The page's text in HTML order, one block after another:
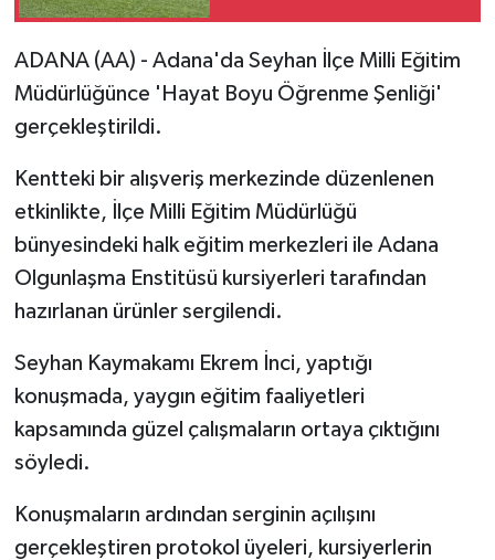
ADANA (AA) - Adana'da Seyhan İlçe Milli Eğitim
Müdürlüğünce 'Hayat Boyu Öğrenme Şenliği'
gerçekleştirildi.
Kentteki bir alışveriş merkezinde düzenlenen
etkinlikte, İlçe Milli Eğitim Müdürlüğü
bünyesindeki halk eğitim merkezleri ile Adana
Olgunlaşma Enstitüsü kursiyerleri tarafından
hazırlanan ürünler sergilendi.
Seyhan Kaymakamı Ekrem İnci, yaptığı
konuşmada, yaygın eğitim faaliyetleri
kapsamında güzel çalışmaların ortaya çıktığını
söyledi.
Konuşmaların ardından serginin açılışını
gerçekleştiren protokol üyeleri, kursiyerlerin